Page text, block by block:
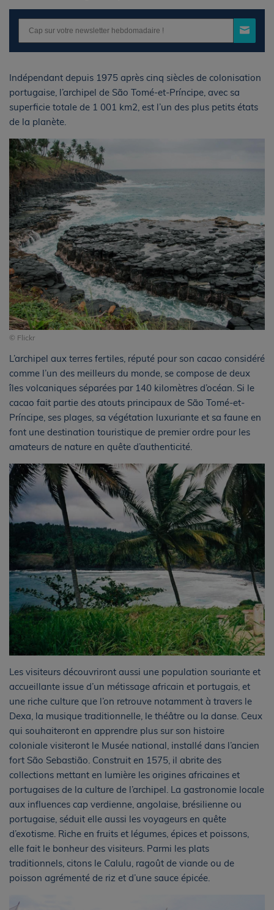
Indépendant depuis 1975 après cinq siècles de colonisation
portugaise, l’archipel de São Tomé-et-Príncipe, avec sa
superficie totale de 1 001 km2, est l’un des plus petits états
de la planète.
© Flickr
L’archipel aux terres fertiles, réputé pour son cacao considéré
comme l’un des meilleurs du monde, se compose de deux
îles volcaniques séparées par 140 kilomètres d’océan. Si le
cacao fait partie des atouts principaux de São Tomé-et-
Príncipe, ses plages, sa végétation luxuriante et sa faune en
font une destination touristique de premier ordre pour les
amateurs de nature en quête d’authenticité.
Les visiteurs découvriront aussi une population souriante et
accueillante issue d’un métissage africain et portugais, et
une riche culture que l’on retrouve notamment à travers le
Dexa, la musique traditionnelle, le théâtre ou la danse. Ceux
qui souhaiteront en apprendre plus sur son histoire
coloniale visiteront le Musée national, installé dans l’ancien
fort São Sebastião. Construit en 1575, il abrite des
collections mettant en lumière les origines africaines et
portugaises de la culture de l’archipel. La gastronomie locale
aux influences cap verdienne, angolaise, brésilienne ou
portugaise, séduit elle aussi les voyageurs en quête
d’exotisme. Riche en fruits et légumes, épices et poissons,
elle fait le bonheur des visiteurs. Parmi les plats
traditionnels, citons le Calulu, ragoût de viande ou de
poisson agrémenté de riz et d’une sauce épicée.